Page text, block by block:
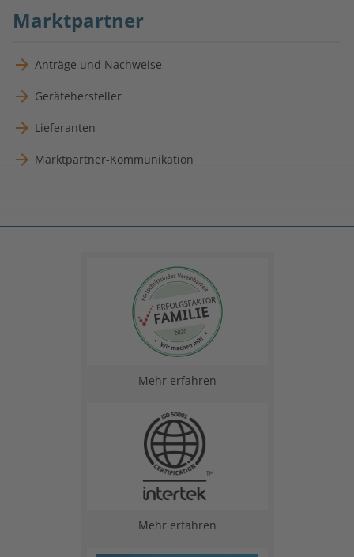
Marktpartner
Anträge und Nachweise
Gerätehersteller
Lieferanten
Marktpartner-Kommunikation
Mehr erfahren
Mehr erfahren